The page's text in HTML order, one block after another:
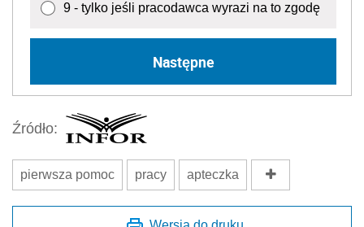
9 - tylko jeśli pracodawca wyrazi na to zgodę
Następne
Źródło:
pierwsza pomoc pracy apteczka